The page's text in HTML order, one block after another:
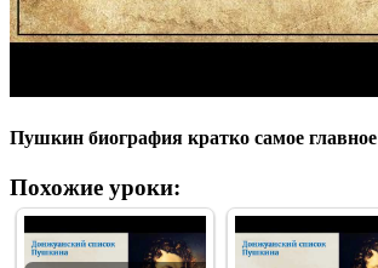
Пушкин биография кратко самое главное
Похожие уроки: